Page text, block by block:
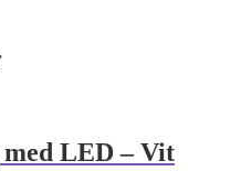
LED – Vit